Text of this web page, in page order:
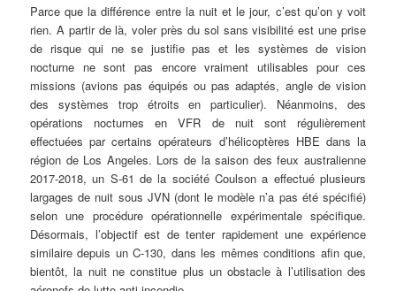
Parce que la différence entre la nuit et le jour, c’est qu’on y voit
rien. A partir de là, voler près du sol sans visibilité est une prise
de risque qui ne se justifie pas et les systèmes de vision
nocturne ne sont pas encore vraiment utilisables pour ces
missions (avions pas équipés ou pas adaptés, angle de vision
des systèmes trop étroits en particulier). Néanmoins, des
opérations nocturnes en VFR de nuit sont régulièrement
effectuées par certains opérateurs d’hélicoptères HBE dans la
région de Los Angeles. Lors de la saison des feux australienne
2017-2018, un S-61 de la société Coulson a effectué plusieurs
largages de nuit sous JVN (dont le modèle n’a pas été spécifié)
selon une procédure opérationnelle expérimentale spécifique.
Désormais, l’objectif est de tenter rapidement une expérience
similaire depuis un C-130, dans les mêmes conditions afin que,
bientôt, la nuit ne constitue plus un obstacle à l’utilisation des